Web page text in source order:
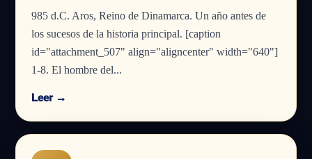
985 d.C. Aros, Reino de Dinamarca. Un año antes de
los sucesos de la historia principal. [caption
id="attachment_507" align="aligncenter" width="640"]
1-8. El hombre del...
Leer →